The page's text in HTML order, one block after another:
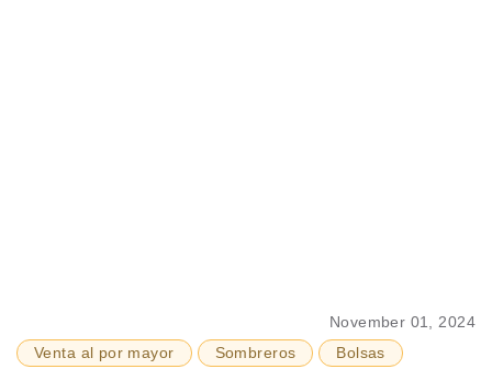
November 01, 2024
Venta al por mayor
Sombreros
Bolsas